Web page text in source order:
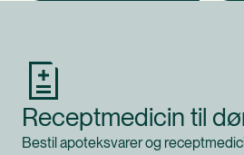
Receptmedicin til
Bestil apoteksvarer og